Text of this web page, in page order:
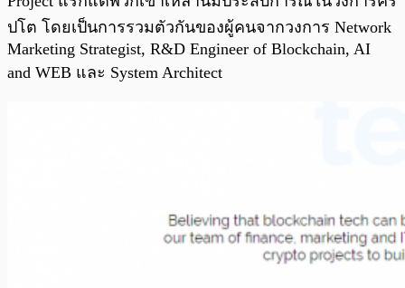
ปโต โดยเป็นการรวมตัวกันของผู้คนจากวงการ Network
Marketing Strategist, R&D Engineer of Blockchain, AI
and WEB และ System Architect